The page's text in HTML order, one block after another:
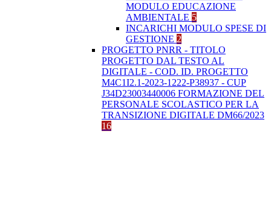
MODULO EDUCAZIONE
AMBIENTALE 5
INCARICHI MODULO SPESE DI
GESTIONE 2
PROGETTO PNRR - TITOLO
PROGETTO DAL TESTO AL
DIGITALE - COD. ID. PROGETTO
M4C1I2.1-2023-1222-P38937 - CUP
J34D23003440006 FORMAZIONE DEL
PERSONALE SCOLASTICO PER LA
TRANSIZIONE DIGITALE DM66/2023
16